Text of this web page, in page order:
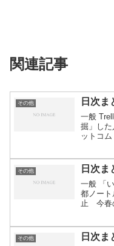
関連記事
その他 日次ま
一般
掘」し
ットコ
を乗...
その他 日次ま
一般 「
都ノー
止 今春
ス...
その他 日次ま